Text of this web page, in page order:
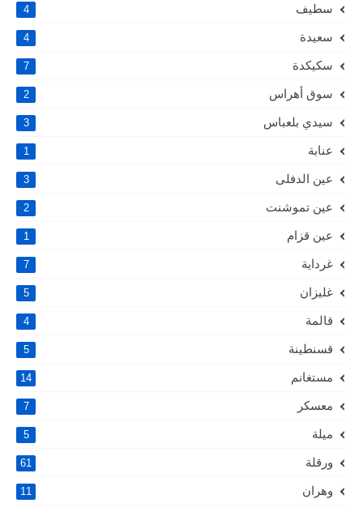
سطيف 4
سعيدة 4
سكيكدة 7
سوق أهراس 2
سيدي بلعباس 3
عنابة 1
عين الدفلى 3
عين تموشنت 2
عين قزام 1
غرداية 7
غليزان 5
قالمة 4
قسنطينة 5
مستغانم 14
معسكر 7
ميلة 5
ورقلة 61
وهران 11